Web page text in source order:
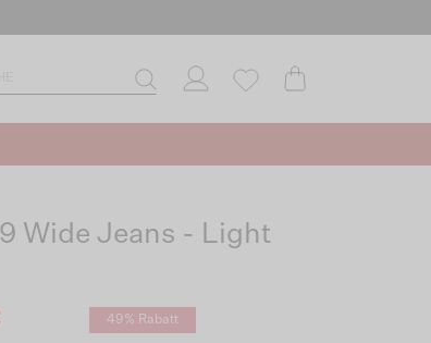
Wide Jeans - Light
49% Rabatt